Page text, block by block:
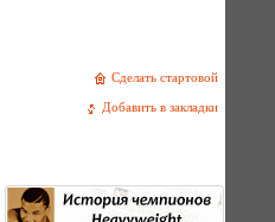
Сделать стартовой
Добавить в закладки